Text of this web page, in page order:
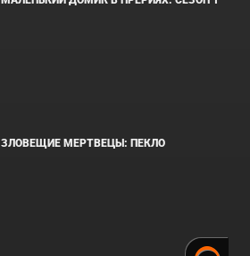
ЗЛОВЕЩИЕ МЕРТВЕЦЫ: ПЕКЛО